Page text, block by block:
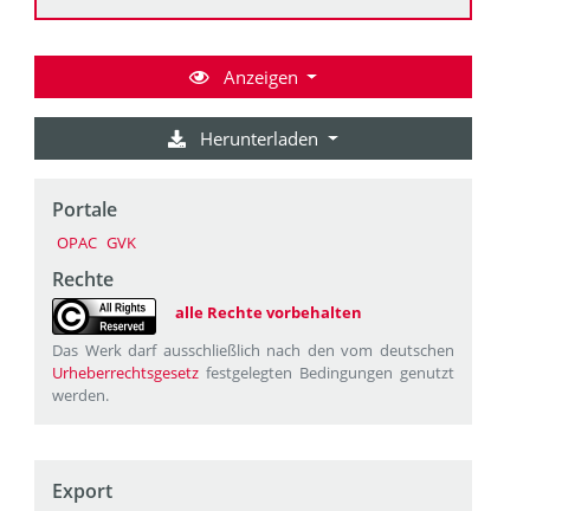
Anzeigen
Herunterladen
Portale
OPAC GVK
Rechte
alle Rechte vorbehalten
Das Werk darf ausschließlich nach den vom deutschen
Urheberrechtsgesetz festgelegten Bedingungen genutzt
werden.
Export